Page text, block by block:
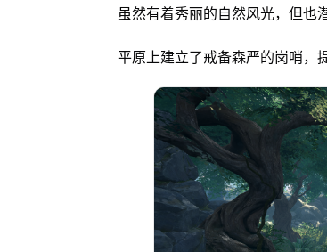
虽然有着秀丽的自然风光，但也
平原上建立了戒备森严的岗哨，